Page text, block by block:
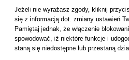
OFERTA
Budownictwo ogólne
Drogi i mosty
Jeżeli nie wyrażasz zgody, kliknij
się z informacją dot. zmiany ustawień
Pamiętaj jednak, że włączenie
spowodować, iż niektóre funkcje i
staną się niedostępne lub przestaną